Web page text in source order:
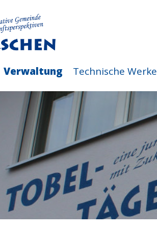
Verwaltung Technische Werke